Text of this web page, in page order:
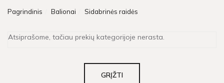
Pagrindinis Balionai Sidabrinės raidės
Atsiprašome, tačiau prekių kategorijoje nerasta.
GRĮŽTI